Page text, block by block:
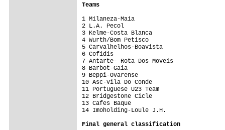
Teams
1 Milaneza-Maia
2 L.A. Pecol
3 Kelme-Costa Blanca
4 Wurth/Bom Petisco
5 Carvalhelhos-Boavista
6 Cofidis
7 Antarte- Rota Dos Moveis
8 Barbot-Gaia
9 Beppi-Ovarense
10 Asc-Vila Do Conde
11 Portuguese U23 Team
12 Bridgestone Cicle
13 Cafes Baque
14 Imoholding-Loule J.H.
Final general classification